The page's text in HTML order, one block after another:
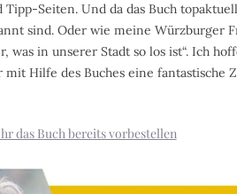
Seiten. Und da das Buch
sind. Oder wie meine Würzburger
in unserer Stadt so los ist“. Ich
Hilfe des Buches eine fantastische
das Buch bereits vorbestellen